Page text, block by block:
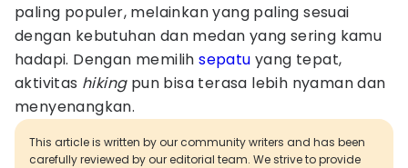
paling populer, melainkan yang paling sesuai
dengan kebutuhan dan medan yang sering kamu
hadapi. Dengan memilihsepatuyang tepat,
aktivitas hiking pun bisa terasa lebih nyaman dan
menyenangkan.
This article is written by our community writers and has been
carefully reviewed by our editorial team. We strive to provide